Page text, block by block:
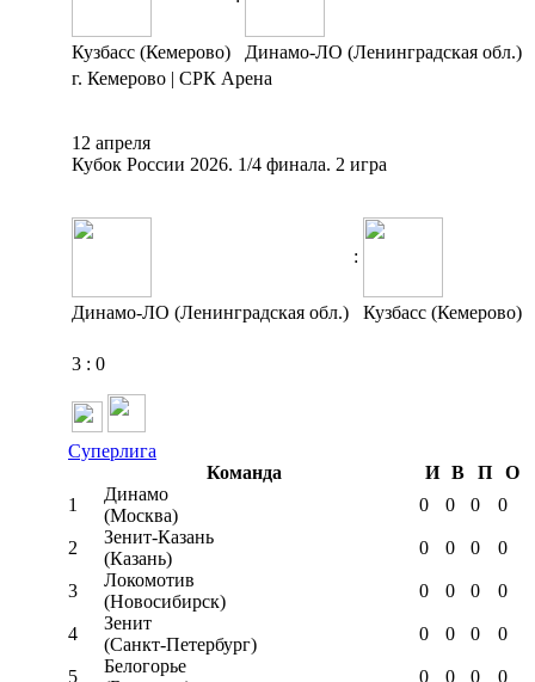
Кузбасс (Кемерово)
Динамо-ЛО (Ленинградская обл.)
г. Кемерово | СРК Арена
12 апреля
Кубок России 2026. 1/4 финала. 2 игра
:
Динамо-ЛО (Ленинградская обл.) Кузбасс (Кемерово)
3 : 0
Суперлига
Команда
И В П
О
1
Динамо
(Москва)
0 0 0 0
2
Зенит-Казань
(Казань)
0 0 0 0
3
Локомотив
(Новосибирск)
0 0 0 0
4
Зенит
(Санкт-Петербург)
0 0 0 0
5
Белогорье
0 0 0 0